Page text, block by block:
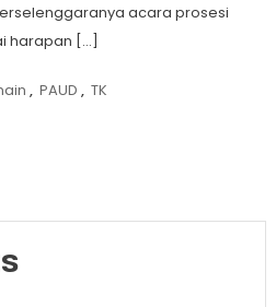
acara prosesi
harapan […]
, PAUD , TK